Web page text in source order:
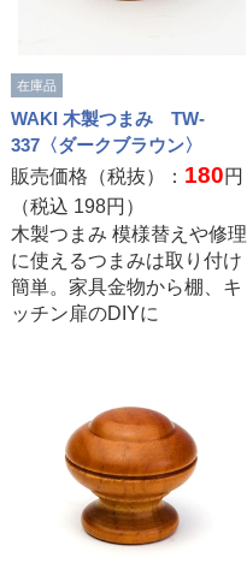
在庫品
WAKI 木製つまみ TW-
337〈ダークブラウン〉
販売価格（税抜）： 180円
（税込 198円）
木製つまみ 模様替えや修理
に使えるつまみは取り付け
簡単。家具金物から棚、キ
ッチン扉のDIYに